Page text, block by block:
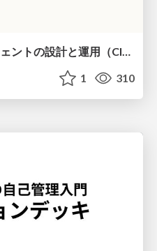
1 310